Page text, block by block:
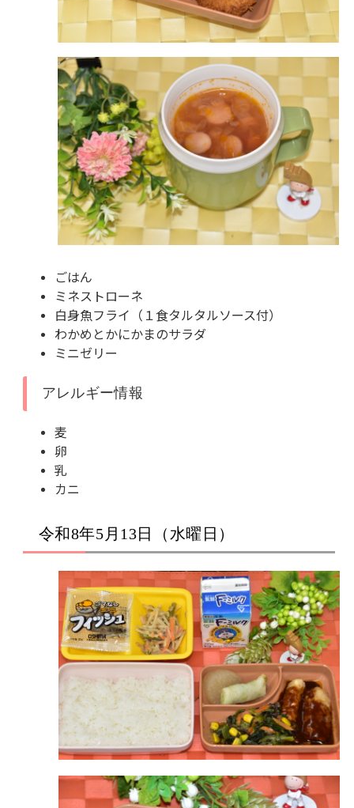
ごはん
ミネストローネ
白身魚フライ（１食タルタルソース付）
わかめとかにかまのサラダ
ミニゼリー
アレルギー情報
麦
卵
乳
カニ
令和8年5月13日（水曜日）